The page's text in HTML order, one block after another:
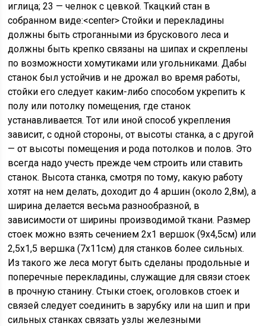
иглица; 23 — челнок с цевкой. Ткацкий стан в
собранном виде:<center> Стойки и перекладины
должны быть строганными из брускового леса и
должны быть крепко связаны на шипах и скреплены
по возможности хомутиками или угольниками. Дабы
станок был устойчив и не дрожал во время работы,
стойки его следует каким-либо способом укрепить к
полу или потолку помещения, где станок
устанавливается. Тот или иной способ укрепления
зависит, с одной стороны, от высоты станка, а с другой
— от высоты помещения и рода потолков и полов. Это
всегда надо учесть прежде чем строить или ставить
станок. Высота станка, смотря по тому, какую работу
хотят на нем делать, доходит до 4 аршин (около 2,8м), а
ширина делается весьма разнообразной, в
зависимости от ширины производимой ткани. Размер
стоек можно взять сечением 2х1 вершок (9х4,5см) или
2,5х1,5 вершка (7х11см) для станков более сильных.
Из такого же леса могут быть сделаны продольные и
поперечные перекладины, служащие для связи стоек
в прочную станину. Стыки стоек, оголовков стоек и
связей следует соединить в зарубку или на шип и при
сильных станках связать узлы железными